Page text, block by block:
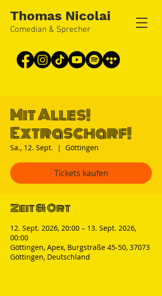
Thomas Nicolai
Comedian & Sprecher
Mit Alles!
Extrascharf!
Sa., 12. Sept.
  |
Göttingen
Tickets kaufen
Zeit & Ort
12. Sept. 2026, 20:00 – 13. Sept. 2026,
00:00
Göttingen, Apex, Burgstraße 45-50, 37073
Göttingen, Deutschland